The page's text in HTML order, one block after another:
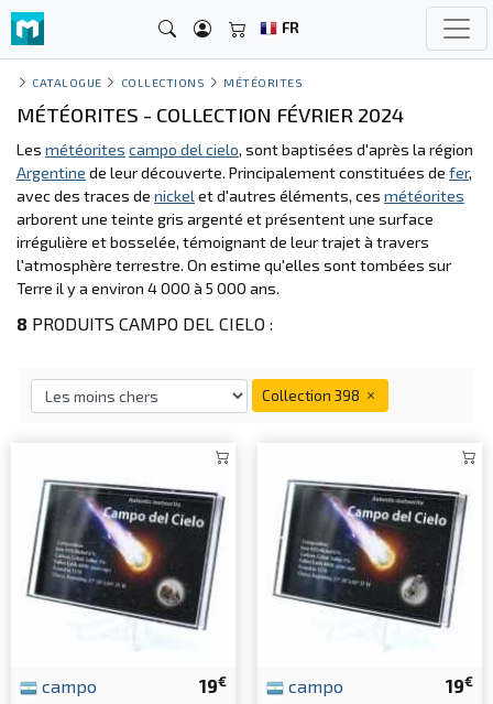
FR
CATALOGUE COLLECTIONS MÉTÉORITES
MÉTÉORITES - COLLECTION FÉVRIER 2024
Les météorites campo del cielo, sont baptisées d'après la région
Argentine de leur découverte. Principalement constituées de fer,
avec des traces de nickel et d'autres éléments, ces météorites
arborent une teinte gris argenté et présentent une surface
irrégulière et bosselée, témoignant de leur trajet à travers
l'atmosphère terrestre. On estime qu'elles sont tombées sur
Terre il y a environ 4 000 à 5 000 ans.
8 PRODUITS CAMPO DEL CIELO :
Collection 398
19€
campo 19€
campo